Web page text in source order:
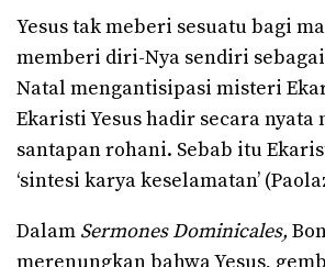
Yesus tak meberi sesuatu bagi
memberi diri-Nya sendiri
Natal mengantisipasi misteri
Ekaristi Yesus hadir secara nyata
santapan rohani. Sebab itu
‘sintesi karya keselamatan’
Dalam Sermones Dominicales,